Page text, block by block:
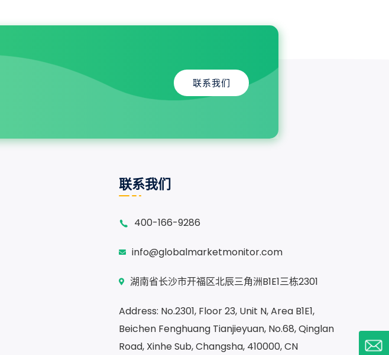
联系我们
联系我们
400-166-9286
info@globalmarketmonitor.com
湖南省长沙市开福区北辰三角洲B1E1三栋2301
Address: No.2301, Floor 23, Unit N, Area B1E1,
Beichen Fenghuang Tianjieyuan, No.68, Qinglan
Road, Xinhe Sub, Changsha, 410000, CN